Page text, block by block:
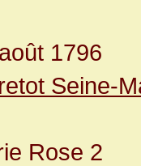
1796
Seine-
Rose 2